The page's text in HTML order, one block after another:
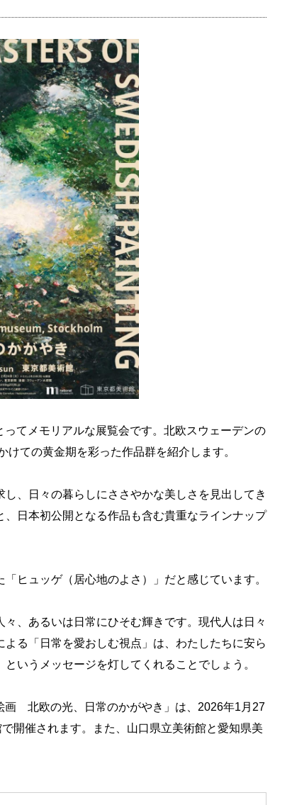
てメモリアルな展覧会です。北欧スウェーデンの
ての黄金期を彩った作品群を紹介します。
、日々の暮らしにささやかな美しさを見出してき
日本初公開となる作品も含む貴重なラインナップ
ヒュッゲ（居心地のよさ）」だと感じています。
、あるいは日常にひそむ輝きです。現代人は日々
る「日常を愛おしむ視点」は、わたしたちに安ら
いうメッセージを灯してくれることでしょう。
画 北欧の光、日常のかがやき」は、2026年1月27
開催されます。また、山口県立美術館と愛知県美